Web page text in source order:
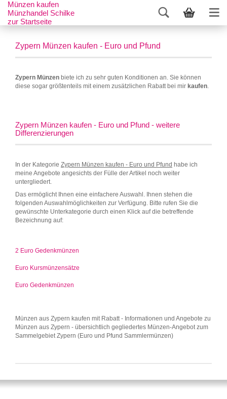
Münzen kaufen
Münzhandel Schilke
zur Startseite
Zypern Münzen kaufen - Euro und Pfund
Zypern Münzen biete ich zu sehr guten Konditionen an. Sie können
diese sogar größtenteils mit einem zusätzlichen Rabatt bei mir kaufen.
Zypern Münzen kaufen - Euro und Pfund - weitere
Differenzierungen
In der Kategorie Zypern Münzen kaufen - Euro und Pfund habe ich
meine Angebote angesichts der Fülle der Artikel noch weiter
untergliedert.
Das ermöglicht Ihnen eine einfachere Auswahl. Ihnen stehen die
folgenden Auswahlmöglichkeiten zur Verfügung. Bitte rufen Sie die
gewünschte Unterkategorie durch einen Klick auf die betreffende
Bezeichnung auf:
2 Euro Gedenkmünzen
Euro Kursmünzensätze
Euro Gedenkmünzen
Münzen aus Zypern kaufen mit Rabatt - Informationen und Angebote zu
Münzen aus Zypern - übersichtlich gegliedertes Münzen-Angebot zum
Sammelgebiet Zypern (Euro und Pfund Sammlermünzen)